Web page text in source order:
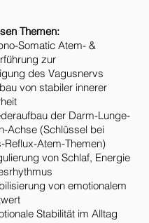
Themen:
Somatic Atem- &
zur
des Vagusnervs
von stabiler innerer
der Darm-Lunge-
Achse (Schlüssel bei
Reflux-Atem-Themen)
von Schlaf, Energie
von emotionalem
Stabilität im Alltag